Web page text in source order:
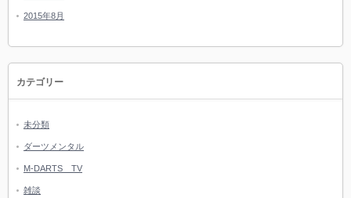
2015年8月
カテゴリー
未分類
ダーツメンタル
M-DARTS TV
雑談